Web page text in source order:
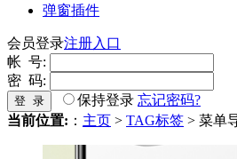
弹窗插件
会员登录注册入口
帐 号:
密 码:
登 录 保持登录 忘记密码?
当前位置: ： 主页 > TAG标签 > 菜单